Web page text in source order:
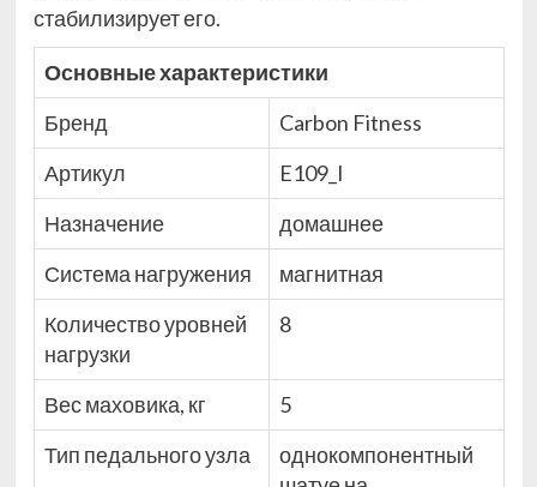
стабилизирует его.
Основные характеристики
Бренд
Carbon Fitness
Артикул
E109_I
Назначение
домашнее
Система нагружения
магнитная
Количество уровней
нагрузки
8
Вес маховика, кг
5
Тип педального узла
однокомпонентный